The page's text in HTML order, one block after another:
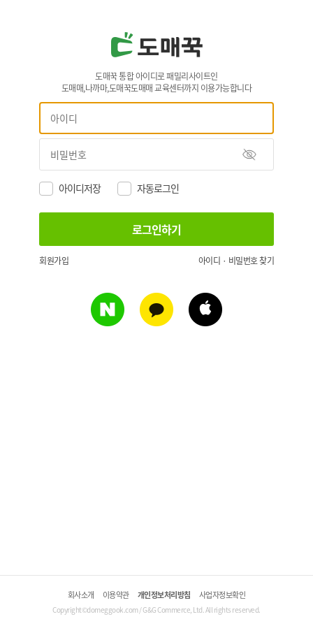
도매꾹 통합 아이디로 패밀리사이트인
도매매,나까마,도매꾹도매매 교육센터까지 이용가능합니다
아이디저장 자동로그인
회원가입 아이디 · 비밀번호 찾기
회사소개 이용약관 개인정보처리방침 사업자정보확인
Copyright©domeggook.com / G&G Commerce, Ltd. All rights reserved.